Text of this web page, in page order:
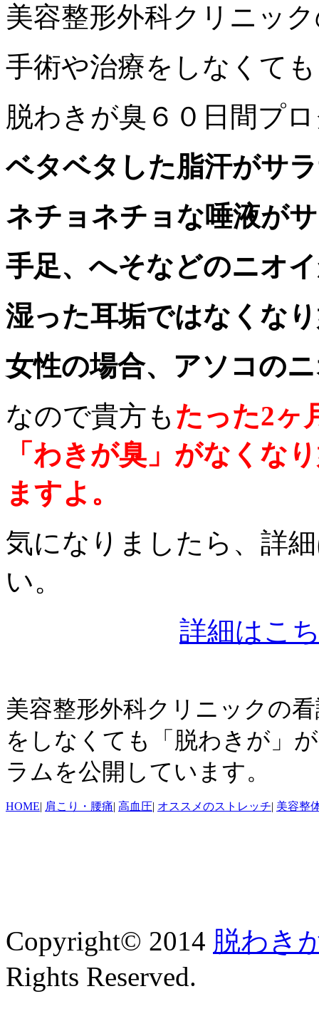
美容整形外科クリニッ
手術や治療をしなくて
脱わきが臭６０日間プ
ベタベタした脂汗がサ
ネチョネチョな唾液が
手足、へそなどのニオ
湿った耳垢ではなくな
女性の場合、アソコの
なので貴方も たった2ヶ
「わきが臭」がなくな
ますよ。
気になりましたら、詳
い。
詳細はこ
美容整形外科クリニックの
をしなくても「脱わきが」
ラムを公開しています。
HOME| 肩こり・腰痛| 高血圧| オススメのストレッチ| 美容整
Copyright© 2014 脱わき
Rights Reserved.